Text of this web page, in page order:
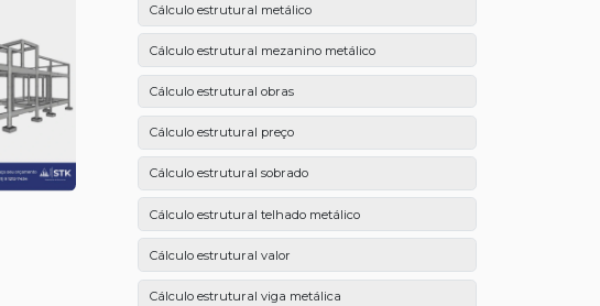
Cálculo estrutural metálico
Cálculo estrutural mezanino metálico
Cálculo estrutural obras
Cálculo estrutural preço
Cálculo estrutural sobrado
Cálculo estrutural telhado metálico
Cálculo estrutural valor
Cálculo estrutural viga metálica